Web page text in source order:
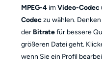
MPEG-4 imVideo-Codec
Codeczu wählen. Denken
der Bitratefür bessere
größeren Datei geht.
wenn Sie ein Profil